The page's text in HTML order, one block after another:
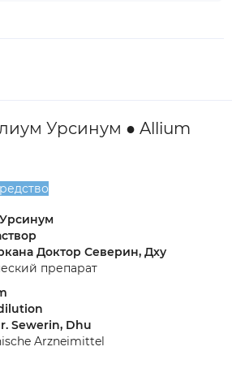
Урсинум ● Allium
Доктор Северин, Дху
препарат
Sewerin, Dhu
Arzneimittel